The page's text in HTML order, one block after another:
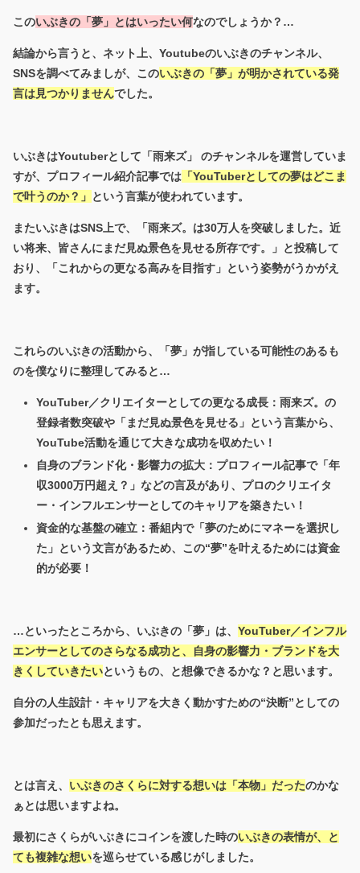
このいぶきの「夢」とはいったい何なのでしょうか？…
結論から言うと、ネット上、Youtubeのいぶきのチャンネル、
SNSを調べてみましが、このいぶきの「夢」が明かされている発
言は見つかりませんでした。
いぶきはYoutuberとして「雨来ズ」 のチャンネルを運営していま
すが、プロフィール紹介記事では 「YouTuberとしての夢はどこま
で叶うのか？」 という言葉が使われています。
またいぶきはSNS上で、「雨来ズ。は30万人を突破しました。近
い将来、皆さんにまだ見ぬ景色を見せる所存です。」と投稿して
おり、「これからの更なる高みを目指す」という姿勢がうかがえ
ます。
これらのいぶきの活動から、「夢」が指している可能性のあるも
のを僕なりに整理してみると…
YouTuber／クリエイターとしての更なる成長：雨来ズ。の
登録者数突破や「まだ見ぬ景色を見せる」という言葉から、
YouTube活動を通じて大きな成功を収めたい！
自身のブランド化・影響力の拡大：プロフィール記事で「年
収3000万円超え？」などの言及があり、プロのクリエイタ
ー・インフルエンサーとしてのキャリアを築きたい！
資金的な基盤の確立：番組内で「夢のためにマネーを選択し
た」という文言があるため、この“夢”を叶えるためには資金
的が必要！
…といったところから、いぶきの「夢」は、 YouTuber／インフル
エンサーとしてのさらなる成功と、自身の影響力・ブランドを大
きくしていきたいというもの、と想像できるかな？と思います。
自分の人生設計・キャリアを大きく動かすための“決断”としての
参加だったとも思えます。
とは言え、 いぶきのさくらに対する想いは「本物」だったのかな
ぁとは思いますよね。
最初にさくらがいぶきにコインを渡した時のいぶきの表情が、と
ても複雑な想いを巡らせている感じがしました。